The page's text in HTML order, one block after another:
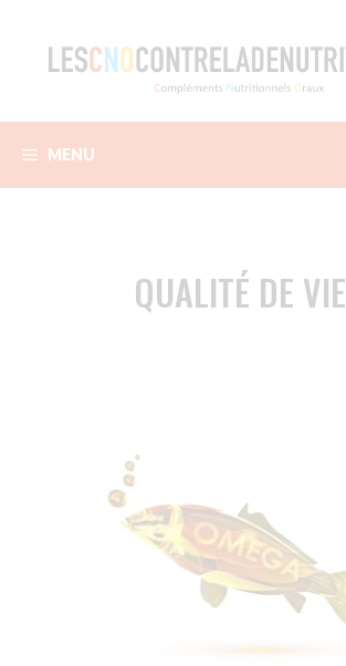
contenu
MENU
QUALITÉ DE VIE